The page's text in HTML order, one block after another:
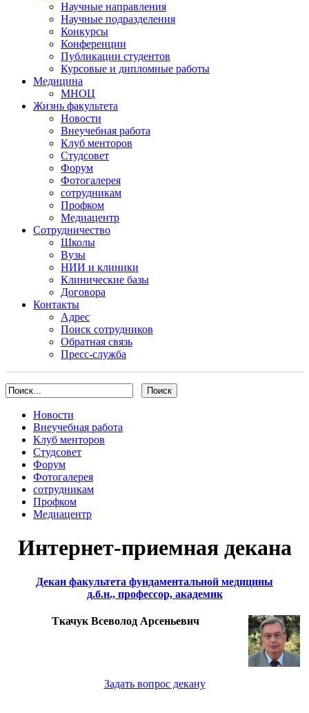
Научные направления
Научные подразделения
Конкурсы
Конференции
Публикации студентов
Курсовые и дипломные работы
Медицина
МНОЦ
Жизнь факультета
Новости
Внеучебная работа
Клуб менторов
Студсовет
Форум
Фотогалерея
сотрудникам
Профком
Медиацентр
Сотрудничество
Школы
Вузы
НИИ и клиники
Клинические базы
Договора
Контакты
Адрес
Поиск сотрудников
Обратная связь
Пресс-служба
Новости
Внеучебная работа
Клуб менторов
Студсовет
Форум
Фотогалерея
сотрудникам
Профком
Медиацентр
Интернет-приемная декана
Декан факультета фундаментальной медицины
д.б.н., профессор, академик
Ткачук Всеволод Арсеньевич
Задать вопрос декану